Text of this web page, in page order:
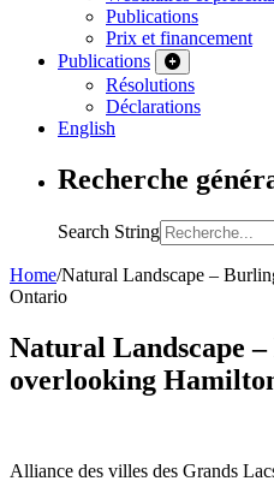
Publications
Prix et financement
Publications
Résolutions
Déclarations
English
Recherche
Search String
Home/Natural Landscape –
Ontario
Natural Landscape
overlooking
Alliance des villes des Grands